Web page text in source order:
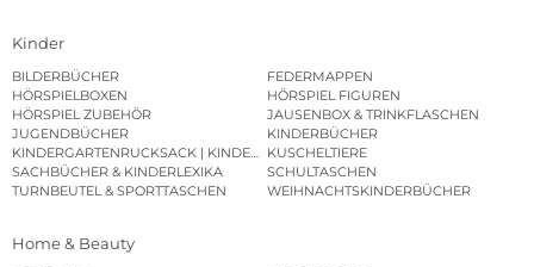
Kinder
BILDERBÜCHER
FEDERMAPPEN
HÖRSPIELBOXEN
HÖRSPIEL FIGUREN
HÖRSPIEL ZUBEHÖR
JAUSENBOX & TRINKFLASCHEN
JUGENDBÜCHER
KINDERBÜCHER
KINDERGARTENRUCKSACK | KINDERGARTENBEUTEL
KUSCHELTIERE
SACHBÜCHER & KINDERLEXIKA
SCHULTASCHEN
TURNBEUTEL & SPORTTASCHEN
WEIHNACHTSKINDERBÜCHER
Home & Beauty